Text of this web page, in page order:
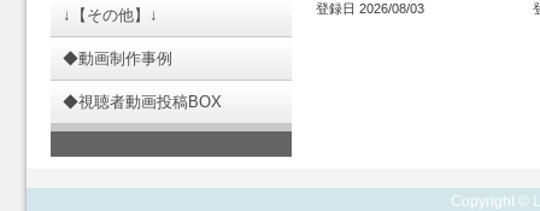
↓【その他】↓
◆動画制作事例
◆視聴者動画投稿BOX
登録日 2026/08/03
Copyright ©